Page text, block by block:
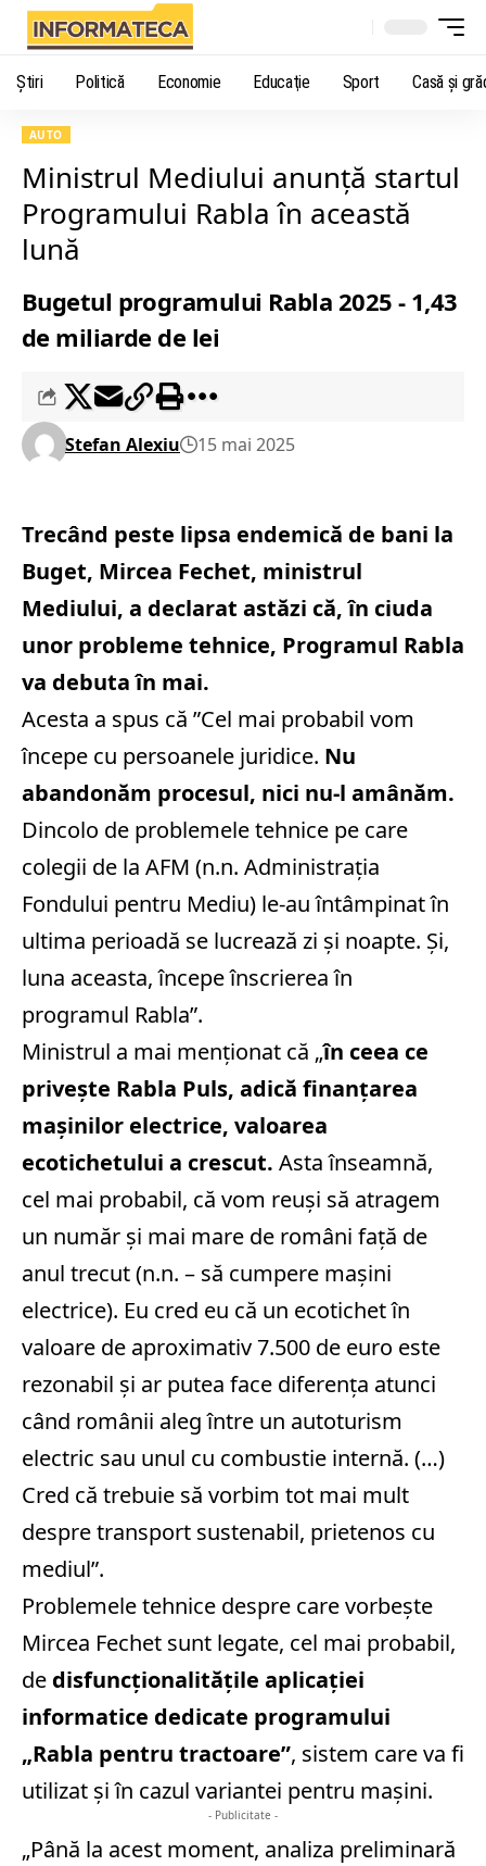
Știri Politică Economie Educaţie Sport Casă şi
AUTO
Ministrul Mediului anunță startul
Programului Rabla în această
lună
Bugetul programului Rabla 2025 - 1,43
de miliarde de lei
Stefan Alexiu 15 mai 2025
Trecând peste lipsa endemică de bani la
Buget, Mircea Fechet, ministrul
Mediului, a declarat astăzi că, în ciuda
unor probleme tehnice, Programul Rabla
va debuta în mai.
Acesta a spus că ”Cel mai probabil vom
începe cu persoanele juridice. Nu
abandonăm procesul, nici nu-l amânăm.
Dincolo de problemele tehnice pe care
colegii de la AFM (n.n. Administrația
Fondului pentru Mediu) le-au întâmpinat în
ultima perioadă se lucrează zi și noapte. Și,
luna aceasta, începe înscrierea în
programul Rabla”.
Ministrul a mai menționat că „în ceea ce
privește Rabla Puls, adică finanțarea
mașinilor electrice, valoarea
ecotichetului a crescut. Asta înseamnă,
cel mai probabil, că vom reuși să atragem
un număr și mai mare de români față de
anul trecut (n.n. – să cumpere mașini
electrice). Eu cred eu că un ecotichet în
valoare de aproximativ 7.500 de euro este
rezonabil și ar putea face diferența atunci
când românii aleg între un autoturism
electric sau unul cu combustie internă. (…)
Cred că trebuie să vorbim tot mai mult
despre transport sustenabil, prietenos cu
mediul”.
Problemele tehnice despre care vorbește
Mircea Fechet sunt legate, cel mai probabil,
de disfuncţionalităţile aplicaţiei
informatice dedicate programului
„Rabla pentru tractoare”, sistem care va fi
utilizat și în cazul variantei pentru mașini.
- Publicitate -
„Până la acest moment, analiza preliminară